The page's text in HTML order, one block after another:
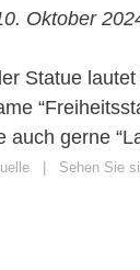
Oktober
Statue
gerne
Sehen Sie